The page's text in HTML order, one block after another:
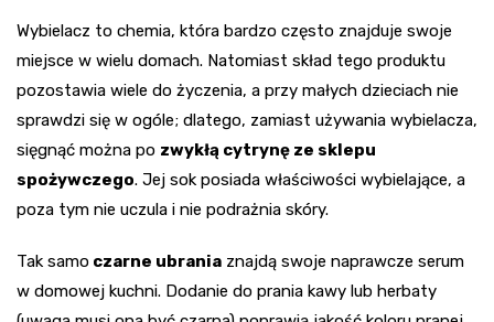
Wybielacz to chemia, która bardzo często znajduje swoje
miejsce w wielu domach. Natomiast skład tego produktu
pozostawia wiele do życzenia, a przy małych dzieciach nie
sprawdzi się w ogóle; dlatego, zamiast używania wybielacza,
sięgnąć można po zwykłą cytrynę ze sklepu
spożywczego. Jej sok posiada właściwości wybielające, a
poza tym nie uczula i nie podrażnia skóry.
Tak samo czarne ubrania znajdą swoje naprawcze serum
w domowej kuchni. Dodanie do prania kawy lub herbaty